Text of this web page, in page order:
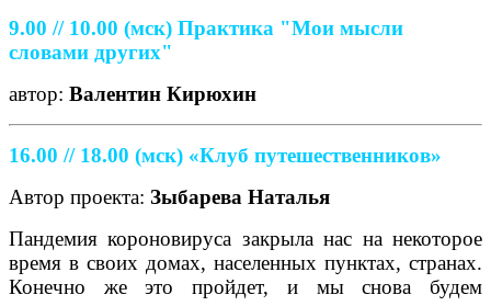
9.00 // 10.00 (мск) Практика "Мои мысли
словами других"
автор: Валентин Кирюхин
16.00 // 18.00 (мск) «Клуб путешественников»
Автор проекта: Зыбарева Наталья
Пандемия короновируса закрыла нас на некоторое
время в своих домах, населенных пунктах, странах.
Конечно же это пройдет, и мы снова будем